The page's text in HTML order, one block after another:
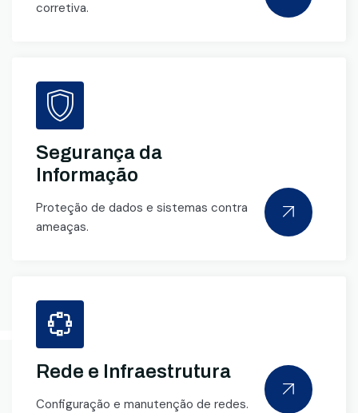
corretiva.
Segurança da
Informação
Proteção de dados e sistemas contra
ameaças.
Rede e Infraestrutura
Configuração e manutenção de redes.